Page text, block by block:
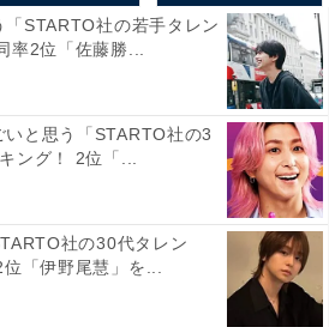
STARTO社の若手タレン
率2位「佐藤勝...
と思う「STARTO社の3
ング！ 2位「...
社の30代タレン
位「伊野尾慧」を...